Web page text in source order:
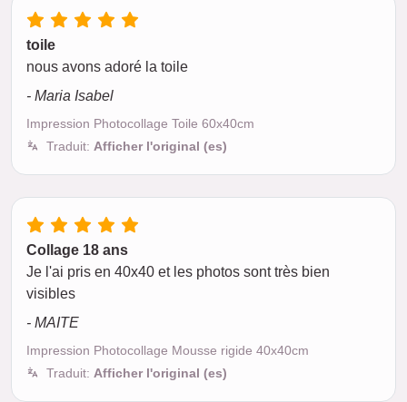
toile
nous avons adoré la toile
- Maria Isabel
Impression Photocollage Toile 60x40cm
Traduit: Afficher l'original (es)
Collage 18 ans
Je l'ai pris en 40x40 et les photos sont très bien
visibles
- MAITE
Impression Photocollage Mousse rigide 40x40cm
Traduit: Afficher l'original (es)